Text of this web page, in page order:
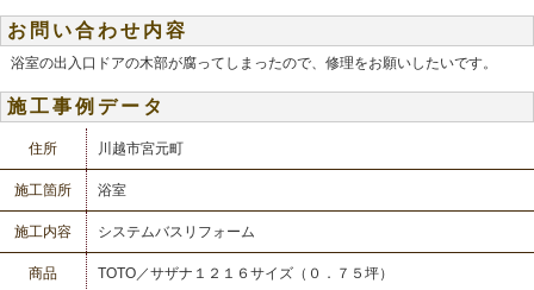
お問い合わせ内容
浴室の出入口ドアの木部が腐ってしまったので、修理をお願いしたいです。
施工事例データ
住所 川越市宮元町
施工箇所 浴室
施工内容 システムバスリフォーム
商品 TOTO／サザナ１２１６サイズ（０．７５坪）